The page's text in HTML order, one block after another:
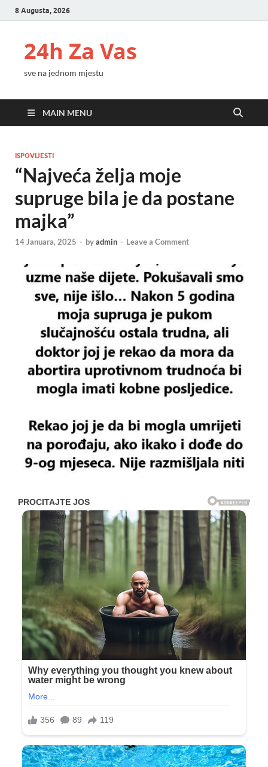
8 Augusta, 2026
24h Za Vas
sve na jednom mjestu
MAIN MENU
ISPOVIJESTI
“Najveća želja moje
supruge bila je da postane
majka”
14 Januara, 2025 - byadmin - Leave a Comment